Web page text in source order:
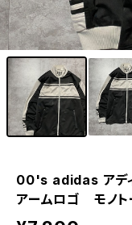
00's adidas アデ
アームロゴ モノ